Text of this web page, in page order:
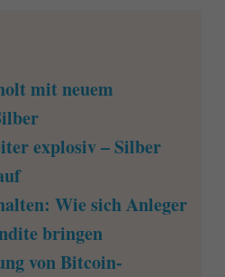
mit neuem
explosiv – Silber
Wie sich Anleger
bringen
von Bitcoin-